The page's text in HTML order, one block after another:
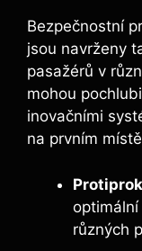
Bezpečnostní
jsou navrženy
pasažérů v
mohou
inovačními
na prvním
různých